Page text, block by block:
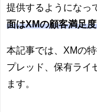
提供するようになっ
面はXMの顧客満足
本記事では、XMの
プレッド、保有ライ
ます。